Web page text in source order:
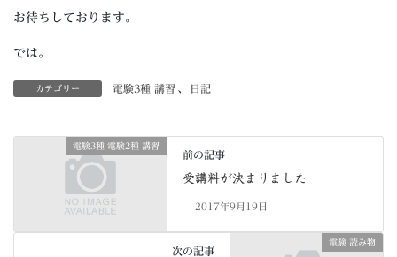
お待ちしております。
では。
カテゴリー 電験3種 講習 、 日記
電験3種 電験2種 講習
前の記事
受講料が決まりました
2017年9月19日
電験 読み物
次の記事